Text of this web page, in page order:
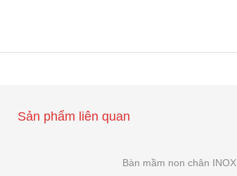
Sản phẩm liên quan
Bàn mầm non chân INOX